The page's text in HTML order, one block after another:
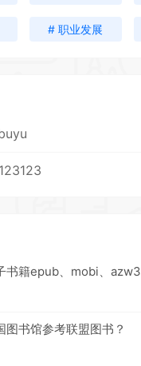
# 职业发展
epub、mobi、azw3格式互转，
图书馆参考联盟图书？